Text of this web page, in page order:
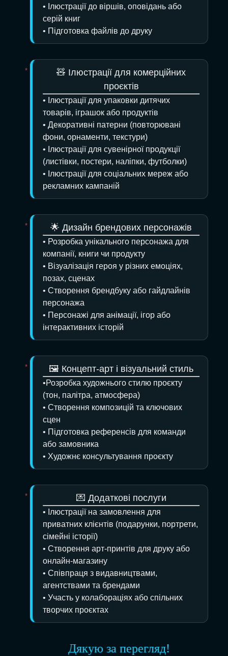
• Ілюстрації до віршів, оповідань або
серій книг
• Підготовка файлів до друку
🧸 Ілюстрації для комерційних
проєктів
• Ілюстрації для упаковки дитячих
товарів, іграшок або продуктів
• Декоративні патерни (повторювані
фони, орнаменти, текстури)
• Ілюстрації для сувенірної продукції
(листівки, постери, наліпки, футболки)
• Ілюстрації для соціальних мереж або
рекламних кампаній
🌟 Дизайн брендових персонажів
• Розробка унікального персонажа для
компанії, книги чи продукту
• Візуалізація героя у різних емоціях,
позах, сценах
• Створення брендбуку або гайдлайнів
персонажа
• Персонажі для анімації, ігор або
інтерактивних історій
🖼️ Концепт-арт і візуальний стиль
•Розробка художнього стилю проєкту
(тон, палітра, атмосфера)
• Створення композицій та ключових
сцен
• Підготовка референсів для команди
або замовника
• Художнє консультування проєкту
💌 Додаткові послуги
• Ілюстрації на замовлення для
приватних клієнтів (подарунки, портрети,
сімейні історії)
• Створення арт-принтів для друку або
онлайн-магазину
• Співпраця з видавництвами,
агентствами та брендами
• Участь у колабораціях або спільних
творчих проєктах
Дякую за перегляд!